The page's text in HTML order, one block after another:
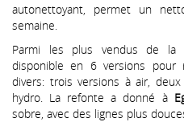
autonettoyant, permet un
semaine.
Parmi les plus vendus de la
disponible en 6 versions pour
divers: trois versions à air,
hydro. La refonte a donné à
sobre, avec des lignes plus